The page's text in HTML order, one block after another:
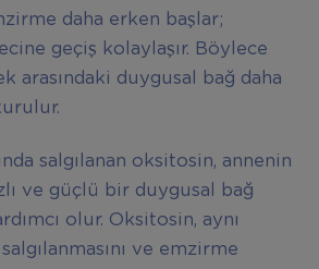
daha erken başlar;
geçiş kolaylaşır. Böylece
arasındaki duygusal bağ daha
salgılanan oksitosin, annenin
ve güçlü bir duygusal bağ
olur. Oksitosin, aynı
ve emzirme